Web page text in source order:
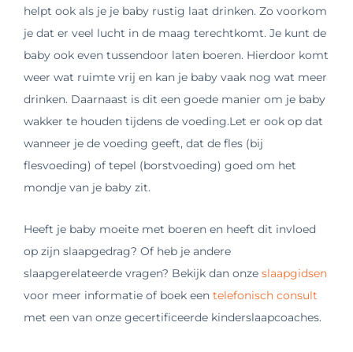
helpt ook als je je baby rustig laat drinken. Zo voorkom
je dat er veel lucht in de maag terechtkomt. Je kunt de
baby ook even tussendoor laten boeren. Hierdoor komt
weer wat ruimte vrij en kan je baby vaak nog wat meer
drinken. Daarnaast is dit een goede manier om je baby
wakker te houden tijdens de voeding.Let er ook op dat
wanneer je de voeding geeft, dat de fles (bij
flesvoeding) of tepel (borstvoeding) goed om het
mondje van je baby zit.
Heeft je baby moeite met boeren en heeft dit invloed
op zijn slaapgedrag? Of heb je andere
slaapgerelateerde vragen? Bekijk dan onze slaapgidsen
voor meer informatie of boek een telefonisch consult
met een van onze gecertificeerde kinderslaapcoaches.